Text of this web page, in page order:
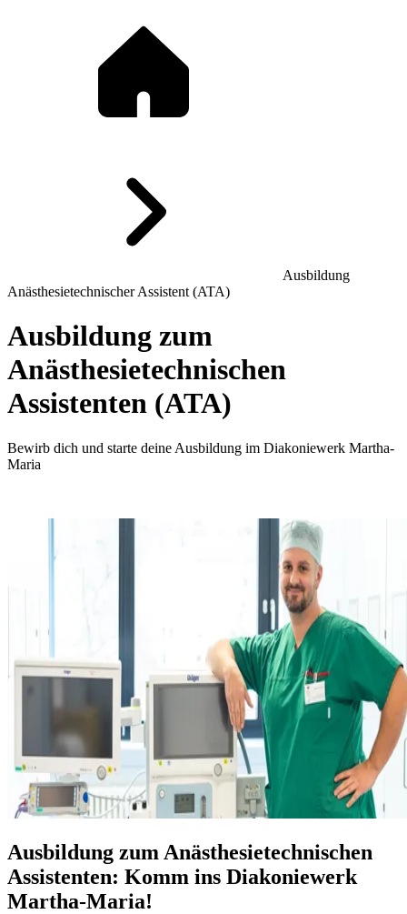
Ausbildung
Anästhesietechnischer Assistent (ATA)
Ausbildung zum
Anästhesietechnischen
Assistenten (ATA)
Bewirb dich und starte deine Ausbildung im Diakoniewerk Martha-
Maria
Ausbildung zum Anästhesietechnischen
Assistenten: Komm ins Diakoniewerk
Martha-Maria!